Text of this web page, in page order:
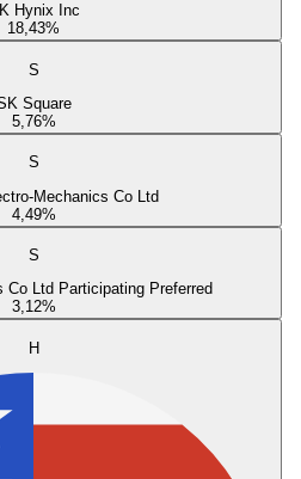
Hynix Inc
18,43%
S
Square
5,76%
S
Mechanics Co Ltd
4,49%
S
Co Ltd Participating Preferred
3,12%
H